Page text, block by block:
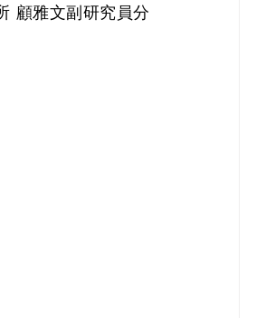
顧雅文副研究員分